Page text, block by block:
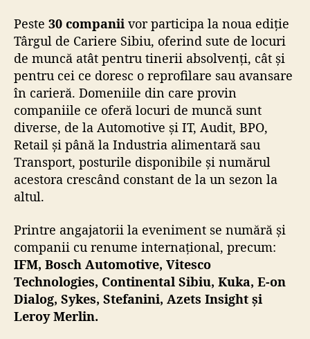
Peste 30 companii vor participa la noua ediție
Târgul de Cariere Sibiu, oferind sute de locuri
de muncă atât pentru tinerii absolvenți, cât și
pentru cei ce doresc o reprofilare sau avansare
în carieră. Domeniile din care provin
companiile ce oferă locuri de muncă sunt
diverse, de la Automotive și IT, Audit, BPO,
Retail și până la Industria alimentară sau
Transport, posturile disponibile și numărul
acestora crescând constant de la un sezon la
altul.
Printre angajatorii la eveniment se numără și
companii cu renume internațional, precum:
IFM, Bosch Automotive, Vitesco
Technologies, Continental Sibiu, Kuka, E-on
Dialog, Sykes, Stefanini, Azets Insight și
Leroy Merlin.